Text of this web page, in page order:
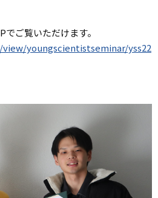
ご覧いただけます。
youngscientistseminar/yss22